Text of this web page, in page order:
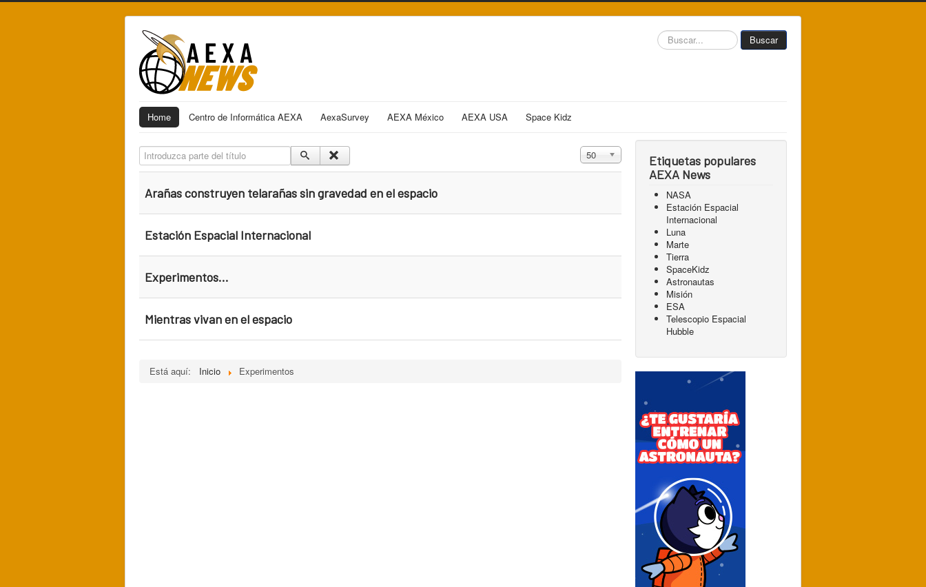
Buscar... Buscar
Home Centro de Informática AEXA AexaSurvey AEXA México AEXA USA Space Kidz
Introduzca parte del título Cantidad a mostrar
50
Arañas construyen telarañas sin gravedad en el espacio
Estación Espacial Internacional
Experimentos...
Mientras vivan en el espacio
Está aquí: Inicio Experimentos
Etiquetas populares
AEXA News
NASA
Estación Espacial
Internacional
Luna
Marte
Tierra
SpaceKidz
Astronautas
Misión
ESA
Telescopio Espacial
Hubble